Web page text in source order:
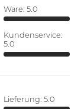
Ware: 5.0
Kundenservice:
5.0
Lieferung: 5.0